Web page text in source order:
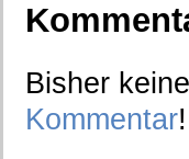
Bisher
Kommentar!